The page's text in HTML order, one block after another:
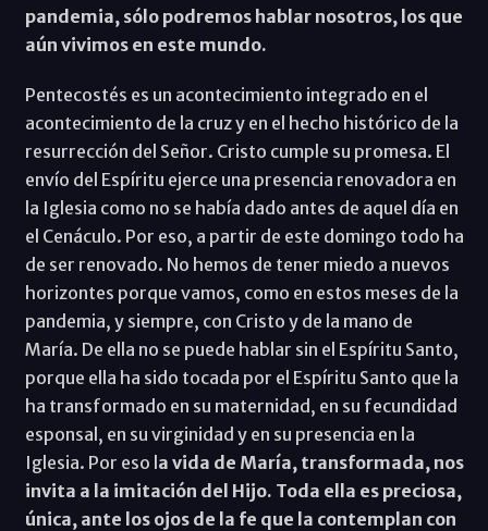
pandemia, sólo podremos hablar nosotros, los que
aún vivimos en este mundo.
Pentecostés es un acontecimiento integrado en el
acontecimiento de la cruz y en el hecho histórico de la
resurrección del Señor. Cristo cumple su promesa. El
envío del Espíritu ejerce una presencia renovadora en
la Iglesia como no se había dado antes de aquel día en
el Cenáculo. Por eso, a partir de este domingo todo ha
de ser renovado. No hemos de tener miedo a nuevos
horizontes porque vamos, como en estos meses de la
pandemia, y siempre, con Cristo y de la mano de
María. De ella no se puede hablar sin el Espíritu Santo,
porque ella ha sido tocada por el Espíritu Santo que la
ha transformado en su maternidad, en su fecundidad
esponsal, en su virginidad y en su presencia en la
Iglesia. Por eso la vida de María, transformada, nos
invita a la imitación del Hijo. Toda ella es preciosa,
única, ante los ojos de la fe que la contemplan con